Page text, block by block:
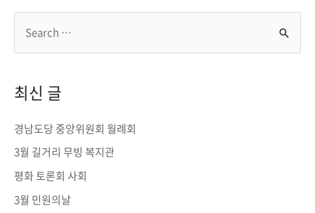
r
h
f
o
최신 글
경남도당 중앙위원회 월례회
3월 길거리 무빙 복지관
평화 토론회 사회
3월 민원의날